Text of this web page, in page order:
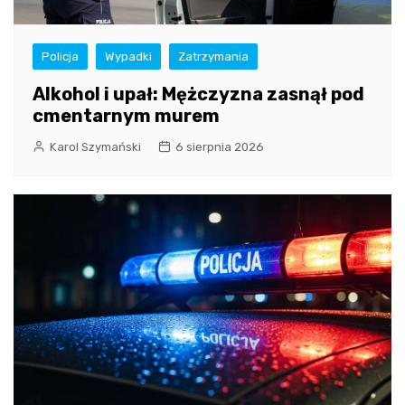
Policja Wypadki Zatrzymania
Alkohol i upał: Mężczyzna zasnął pod
cmentarnym murem
Karol Szymański 6 sierpnia 2026